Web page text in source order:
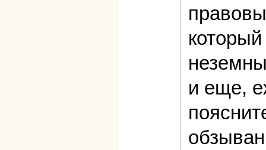
и еще,